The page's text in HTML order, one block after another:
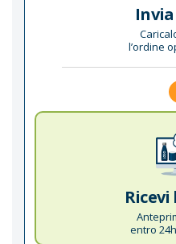
l’ordine
Ricevi
entro